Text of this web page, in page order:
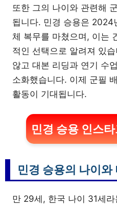
또한 그의 나이와 관련해
됩니다. 민경 승용은 2024
체 복무를 마쳤으며, 이는
적인 선택으로 알려져 있
않고 대본 리딩과 연기 수
소화했습니다. 이제 군필
활동이 기대됩니다.
민경 승용 인스
민경 승용의 나이와
만 29세, 한국 나이 31세